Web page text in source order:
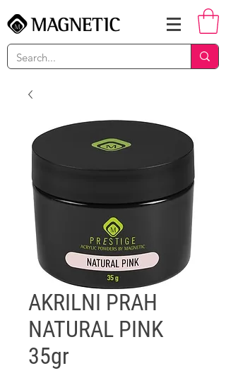
AKRILNI PRAH
NATURAL PINK
35gr